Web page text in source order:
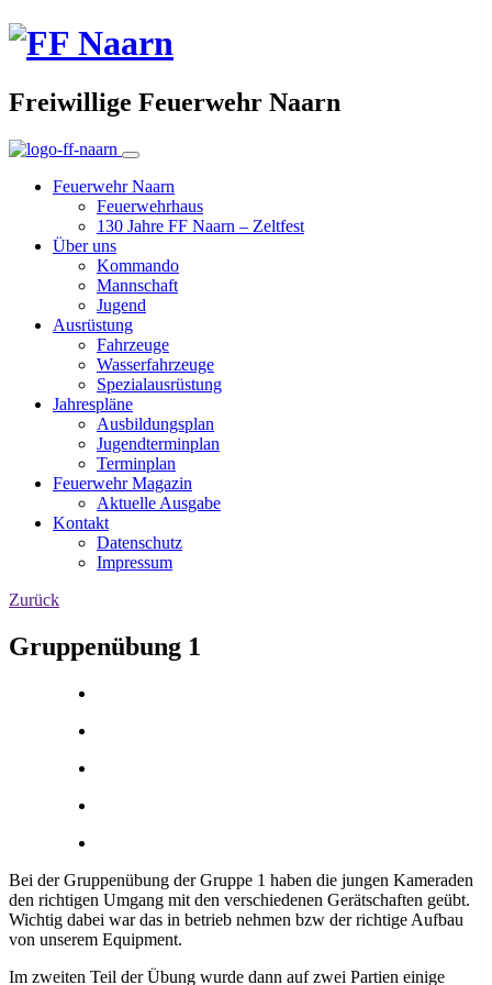
Freiwillige Feuerwehr Naarn
Feuerwehr Naarn
Feuerwehrhaus
130 Jahre FF Naarn – Zeltfest
Über uns
Kommando
Mannschaft
Jugend
Ausrüstung
Fahrzeuge
Wasserfahrzeuge
Spezialausrüstung
Jahrespläne
Ausbildungsplan
Jugendterminplan
Terminplan
Feuerwehr Magazin
Aktuelle Ausgabe
Kontakt
Datenschutz
Impressum
Zurück
Gruppenübung 1
Bei der Gruppenübung der Gruppe 1 haben die jungen Kameraden
den richtigen Umgang mit den verschiedenen Gerätschaften geübt.
Wichtig dabei war das in betrieb nehmen bzw der richtige Aufbau
von unserem Equipment.
Im zweiten Teil der Übung wurde dann auf zwei Partien einige